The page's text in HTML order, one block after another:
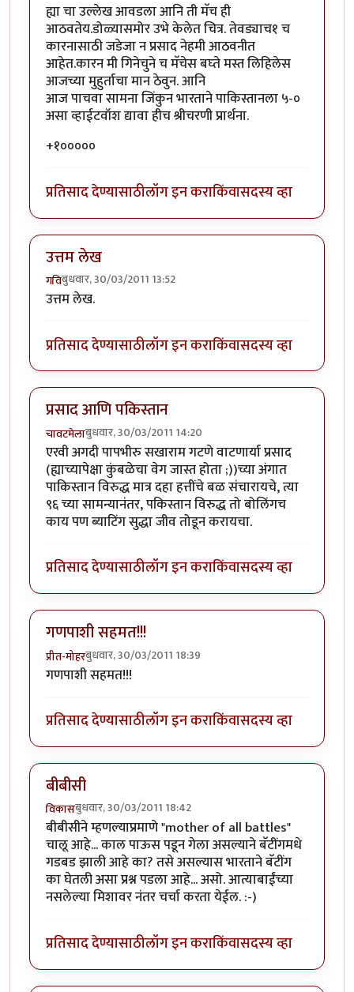
ह्या चा उल्लेख आवडला आनि ती मॅच ही
आठवतेय.डोळ्यासमोर उभे केलेत चित्र. तेवड्याच१ च
कारनासाठी जडेजा न प्रसाद नेहमी आठवनीत
आहेत.कारन मी गिनेचुने च मॅचेस बघ्ते मस्त लिहिलेस
आजच्या मुहुर्ताचा मान ठेवुन. आनि
आज पाचवा सामना जिंकुन भारताने पाकिस्तानला ५-०
असा व्हाईटवॉश द्यावा हीच श्रीचरणी प्रार्थना.
+१०००००
प्रतिसाद देण्यासाठीलॉग इन कराकिंवासदस्य व्हा
उत्तम लेख
गविबुधवार, 30/03/2011 13:52
उत्तम लेख.
प्रतिसाद देण्यासाठीलॉग इन कराकिंवासदस्य व्हा
प्रसाद आणि पकिस्तान
चावटमेलाबुधवार, 30/03/2011 14:20
एरवी अगदी पापभीरु सखाराम गटणे वाटणार्या प्रसाद
(ह्याच्यापेक्षा कुंबळेचा वेग जास्त होता ;))च्या अंगात
पाकिस्तान विरुद्ध मात्र दहा हत्तींचे बळ संचारायचे, त्या
९६ च्या सामन्यानंतर, पकिस्तान विरुद्ध तो बोलिंगच
काय पण ब्याटिंग सुद्धा जीव तोडून करायचा.
प्रतिसाद देण्यासाठीलॉग इन कराकिंवासदस्य व्हा
गणपाशी सहमत!!!
प्रीत-मोहरबुधवार, 30/03/2011 18:39
गणपाशी सहमत!!!
प्रतिसाद देण्यासाठीलॉग इन कराकिंवासदस्य व्हा
बीबीसी
विकासबुधवार, 30/03/2011 18:42
बीबीसीने म्हणल्याप्रमाणे "mother of all battles"
चालू आहे... काल पाऊस पडून गेला असल्याने बॅटींगमधे
गडबड झाली आहे का? तसे असल्यास भारताने बॅटींग
का घेतली असा प्रश्न पडला आहे... असो. आत्याबाईंच्या
नसलेल्या मिशावर नंतर चर्चा करता येईल. :-)
प्रतिसाद देण्यासाठीलॉग इन कराकिंवासदस्य व्हा